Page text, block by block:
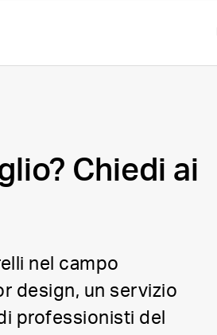
Chiedi ai
nel campo
design, un servizio
professionisti del